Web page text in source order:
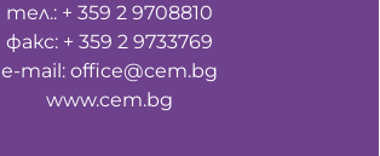
тел.: + 359 2 9708810
факс: + 359 2 9733769
е-mail: office@cem.bg
www.cem.bg